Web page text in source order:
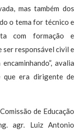
mas também dos
o tema for técnico e
com formação e
ser responsável civil e
avalia
que era dirigente de
de Educação
agr. Luiz Antonio